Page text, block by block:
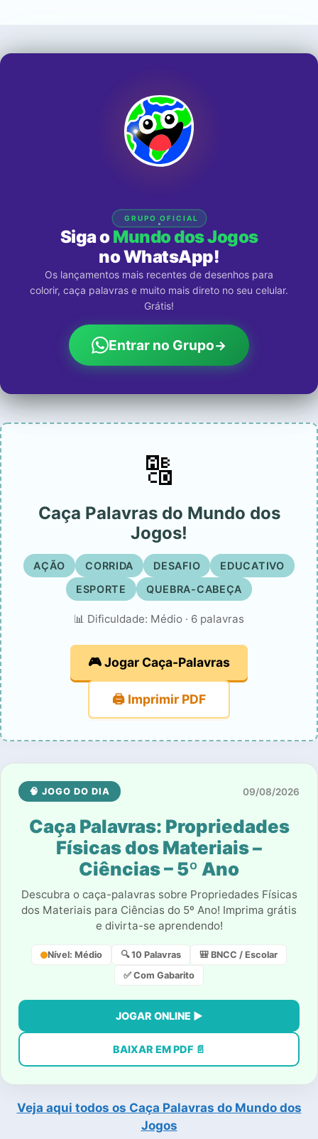
GRUPO OFICIAL
Siga oMundo dos Jogos
no WhatsApp!
Os lançamentos mais recentes de desenhos para
colorir, caça palavras e muito mais direto no seu celular.
Grátis!
Entrar no Grupo→
🔠
Caça Palavras do Mundo dos
Jogos!
AÇÃO CORRIDA DESAFIO
EDUCATIVO
ESPORTE
QUEBRA-CABEÇA
📊 Dificuldade: Médio · 6 palavras
🎮 Jogar Caça-Palavras
🖨️ Imprimir PDF
🧠 JOGO DO DIA 09/08/2026
Caça Palavras: Propriedades
Físicas dos Materiais –
Ciências – 5º Ano
Descubra o caça-palavras sobre Propriedades Físicas
dos Materiais para Ciências do 5º Ano! Imprima grátis
e divirta-se aprendendo!
Nível: Médio 🔍 10 Palavras
🎒 BNCC / Escolar
✅ Com Gabarito
JOGAR ONLINE ▶
BAIXAR EM PDF 📄
Veja aqui todos os Caça Palavras do Mundo dos
Jogos